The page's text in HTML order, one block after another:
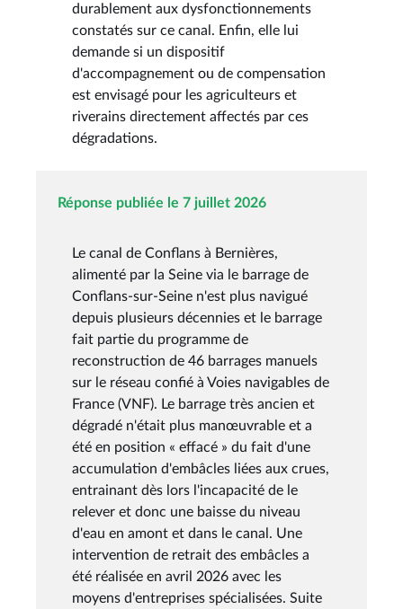
durablement aux dysfonctionnements
constatés sur ce canal. Enfin, elle lui
demande si un dispositif
d'accompagnement ou de compensation
est envisagé pour les agriculteurs et
riverains directement affectés par ces
dégradations.
Réponse publiée le 7 juillet 2026
Le canal de Conflans à Bernières,
alimenté par la Seine via le barrage de
Conflans-sur-Seine n'est plus navigué
depuis plusieurs décennies et le barrage
fait partie du programme de
reconstruction de 46 barrages manuels
sur le réseau confié à Voies navigables de
France (VNF). Le barrage très ancien et
dégradé n'était plus manœuvrable et a
été en position « effacé » du fait d'une
accumulation d'embâcles liées aux crues,
entrainant dès lors l'incapacité de le
relever et donc une baisse du niveau
d'eau en amont et dans le canal. Une
intervention de retrait des embâcles a
été réalisée en avril 2026 avec les
moyens d'entreprises spécialisées. Suite